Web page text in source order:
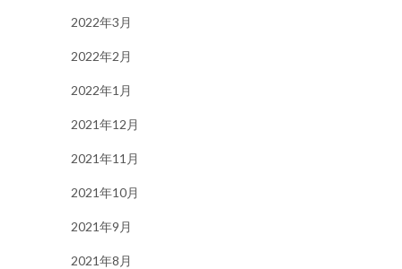
2022年3月
2022年2月
2022年1月
2021年12月
2021年11月
2021年10月
2021年9月
2021年8月